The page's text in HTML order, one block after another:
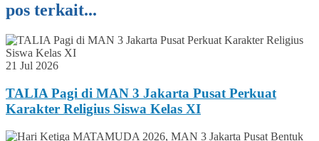
pos terkait...
21 Jul 2026
TALIA Pagi di MAN 3 Jakarta Pusat Perkuat
Karakter Religius Siswa Kelas XI